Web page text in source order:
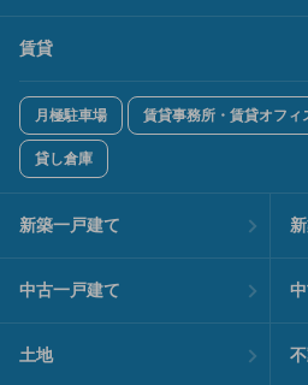
賃貸
月極駐車場 賃貸事務所・賃貸オフィ
貸し倉庫
新築一戸建て
中古一戸建て
土地